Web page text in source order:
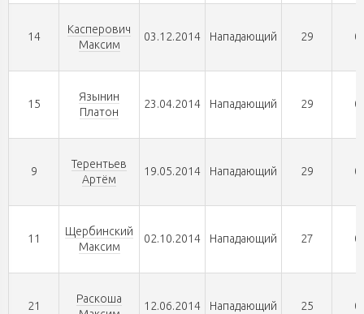
14
Касперович
Максим
03.12.2014 Нападающий 29 0
15
Язынин
Платон
23.04.2014 Нападающий 29 0
9
Терентьев
Артём
19.05.2014 Нападающий 29 0
11
Щербинский
Максим
02.10.2014 Нападающий 27 0
21
Раскоша
12.06.2014 Нападающий 25 0